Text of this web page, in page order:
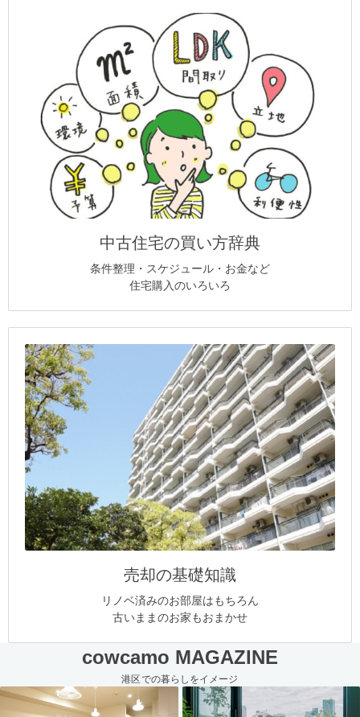
中古住宅の買い方辞典
条件整理・スケジュール・お金など
住宅購入のいろいろ
売却の基礎知識
リノベ済みのお部屋はもちろん
古いままのお家もおまかせ
cowcamo MAGAZINE
港区での暮らしをイメージ